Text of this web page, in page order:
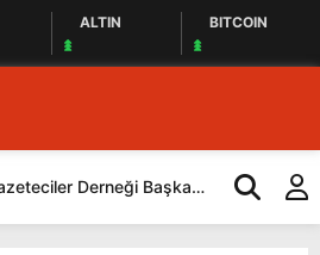
ALTIN BITCOIN
Derneği Başkanı
Tazeledi
Damal Şöleni